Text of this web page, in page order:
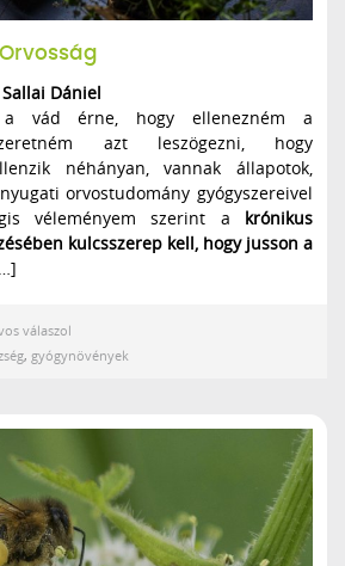
Dániel
vád érne, hogy ellenezném a
azt leszögezni, hogy
néhányan, vannak állapotok,
orvostudomány gyógyszereivel
véleményem szerint a krónikus
kulcsszerep kell, hogy jusson a
válaszol
, gyógynövények